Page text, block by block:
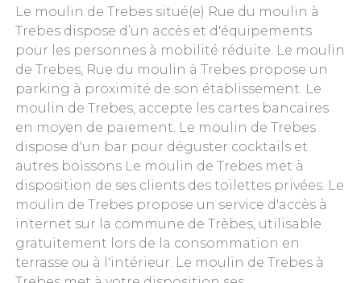
Le moulin de Trebes situé(e) Rue du moulin à
Trebes dispose d’un accès et d'équipements
pour les personnes à mobilité réduite. Le moulin
de Trebes, Rue du moulin à Trebes propose un
parking à proximité de son établissement. Le
moulin de Trebes, accepte les cartes bancaires
en moyen de paiement. Le moulin de Trebes
dispose d'un bar pour déguster cocktails et
autres boissons Le moulin de Trebes met à
disposition de ses clients des toilettes privées. Le
moulin de Trebes propose un service d'accès à
internet sur la commune de Trèbes, utilisable
gratuitement lors de la consommation en
terrasse ou à l'intérieur. Le moulin de Trebes à